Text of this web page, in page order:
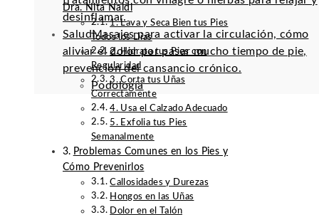
desinflamar.
SaludMasajes para activar la circulación, cómo
aliviar el dolor por pasar mucho tiempo de pie,
prevención del cansancio crónico.
Podología
Dra. Nita Naldi
1. Lava y Seca Bien tus Pies
Todos los Días
2. Hidrata tus Pies con
Regularidad
3. Corta tus Uñas
Correctamente
4. Usa el Calzado Adecuado
5. Exfolia tus Pies
Semanalmente
Problemas Comunes en los Pies y
Cómo Prevenirlos
Callosidades y Durezas
Hongos en las Uñas
Dolor en el Talón